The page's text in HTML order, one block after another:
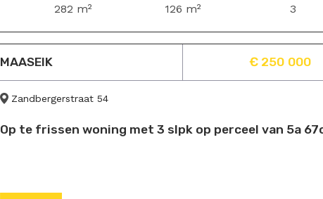
282 m² 126 m² 3
MAASEIK € 250 000
Zandbergerstraat 54
Op te frissen woning met 3 slpk op perceel van 5a